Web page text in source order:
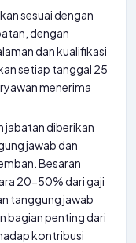
sesuai dengan
dengan
dan kualifikasi
setiap tanggal 25
menerima
jabatan diberikan
jawab dan
Besaran
20-50% dari gaji
tanggung jawab
bagian penting dari
kontribusi